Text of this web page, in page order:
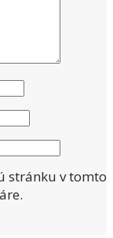
stránku v tomto